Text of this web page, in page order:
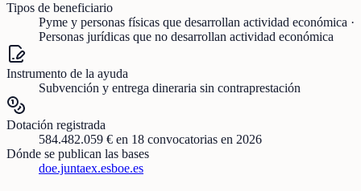
Tipos de beneficiario
Pyme y personas físicas que desarrollan actividad económica ·
Personas jurídicas que no desarrollan actividad económica
Instrumento de la ayuda
Subvención y entrega dineraria sin contraprestación
Dotación registrada
584.482.059 € en 18 convocatorias en 2026
Dónde se publican las bases
doe.juntaex.esboe.es